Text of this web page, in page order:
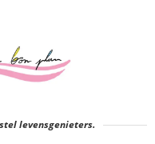
levensgenieters.